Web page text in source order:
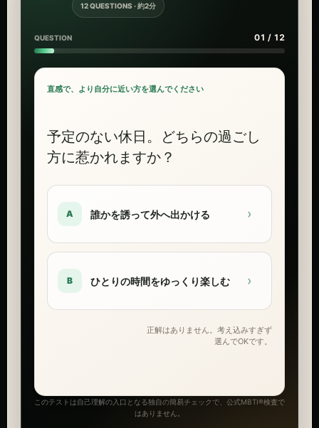
12 QUESTIONS · 約2分
QUESTION 01 / 12
直感で、より自分に近い方を選んでください
予定のない休日。どちらの過ごし
方に惹かれますか？
A 誰かを誘って外へ出かける ›
B ひとりの時間をゆっくり楽しむ ›
正解はありません。考え込みすぎず
選んでOKです。
このテストは自己理解の入口となる独自の簡易チェックで、公式MBTI®検査で
はありません。